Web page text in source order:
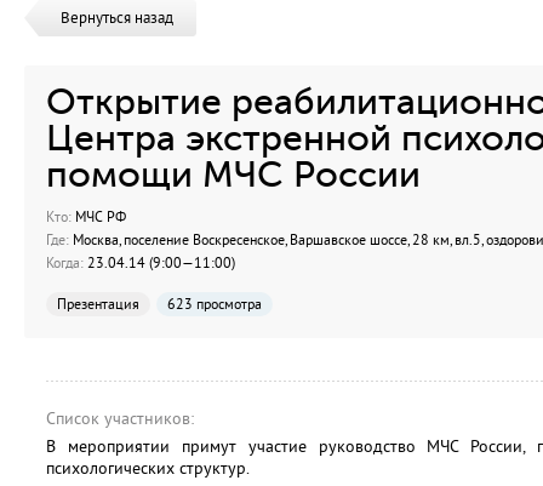
Вернуться назад
Открытие
Центра экстренной
помощи МЧС России
Кто: МЧС РФ
Где: Москва, поселение Воскресенское, Варшавское шоссе, 28 км, вл.5,
Когда: 23.04.14 (9:00—11:00)
Презентация 623 просмотра
Список участников:
В мероприятии примут участие руководство МЧС России,
психологических структур.